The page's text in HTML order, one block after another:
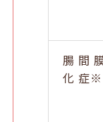
腸 間
化 症※